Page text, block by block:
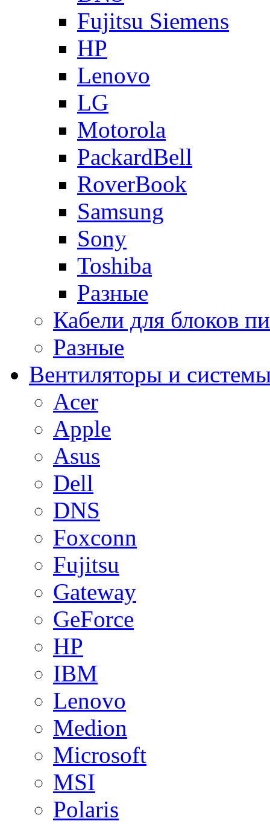
Fujitsu Siemens
HP
Lenovo
LG
Motorola
PackardBell
RoverBook
Samsung
Sony
Toshiba
Разные
Кабели для блоков
Разные
Вентиляторы и
Acer
Apple
Asus
Dell
DNS
Foxconn
Fujitsu
Gateway
GeForce
HP
IBM
Lenovo
Medion
Microsoft
MSI
Polaris